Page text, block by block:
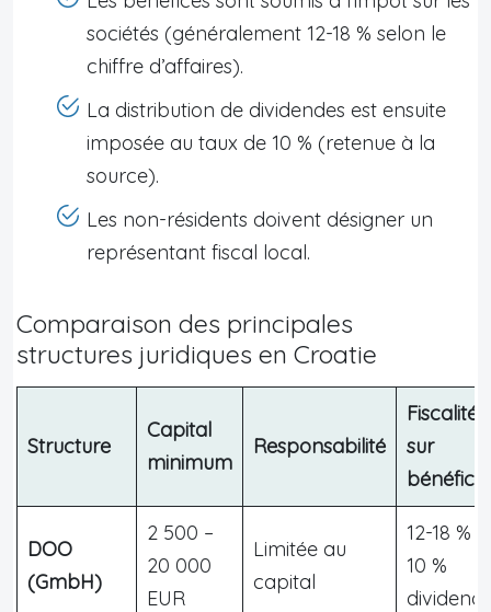
sociétés (généralement 12-18 % selon le
chiffre d’affaires).
La distribution de dividendes est ensuite
imposée au taux de 10 % (retenue à la
source).
Les non-résidents doivent désigner un
représentant fiscal local.
Comparaison des principales
structures juridiques en Croatie
Structure
Capital
minimum
Responsabilité
Fiscalité
sur
DOO
(GmbH)
2 500 –
20 000
EUR
Limitée au
capital
12-18 %
10 %